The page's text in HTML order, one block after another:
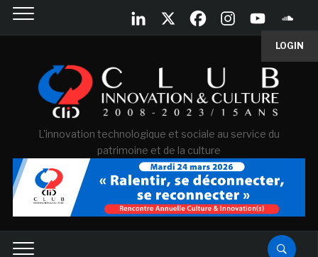
LOGIN
L'innovation technologique et sociale au service du
patrimoine et de la culture